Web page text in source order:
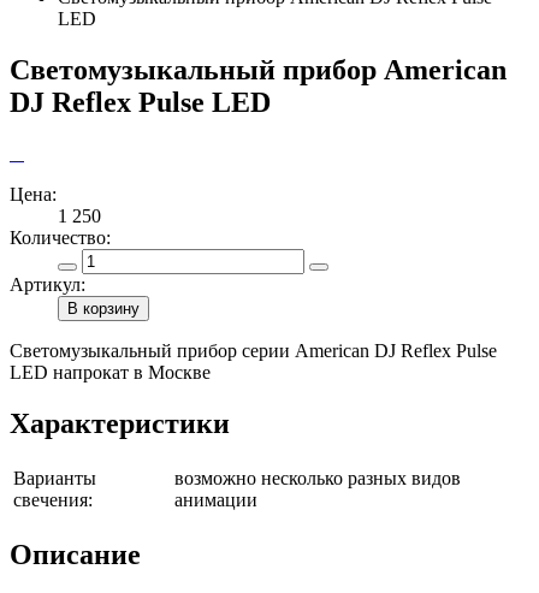
LED
Светомузыкальный прибор American
DJ Reflex Pulse LED
Цена:
1 250
Количество:
Артикул:
В корзину
Светомузыкальный прибор серии American DJ Reflex Pulse
LED напрокат в Москве
Характеристики
Варианты
свечения:
возможно несколько разных видов
анимации
Описание